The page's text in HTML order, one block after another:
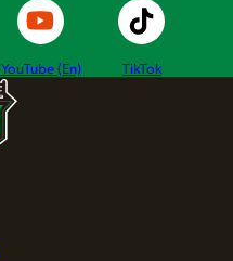
YouTube (En) TikTok